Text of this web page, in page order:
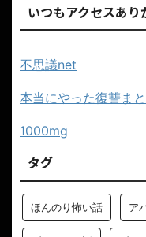
アーカイブ
不思議net
本当にやった復讐ま
1000mg